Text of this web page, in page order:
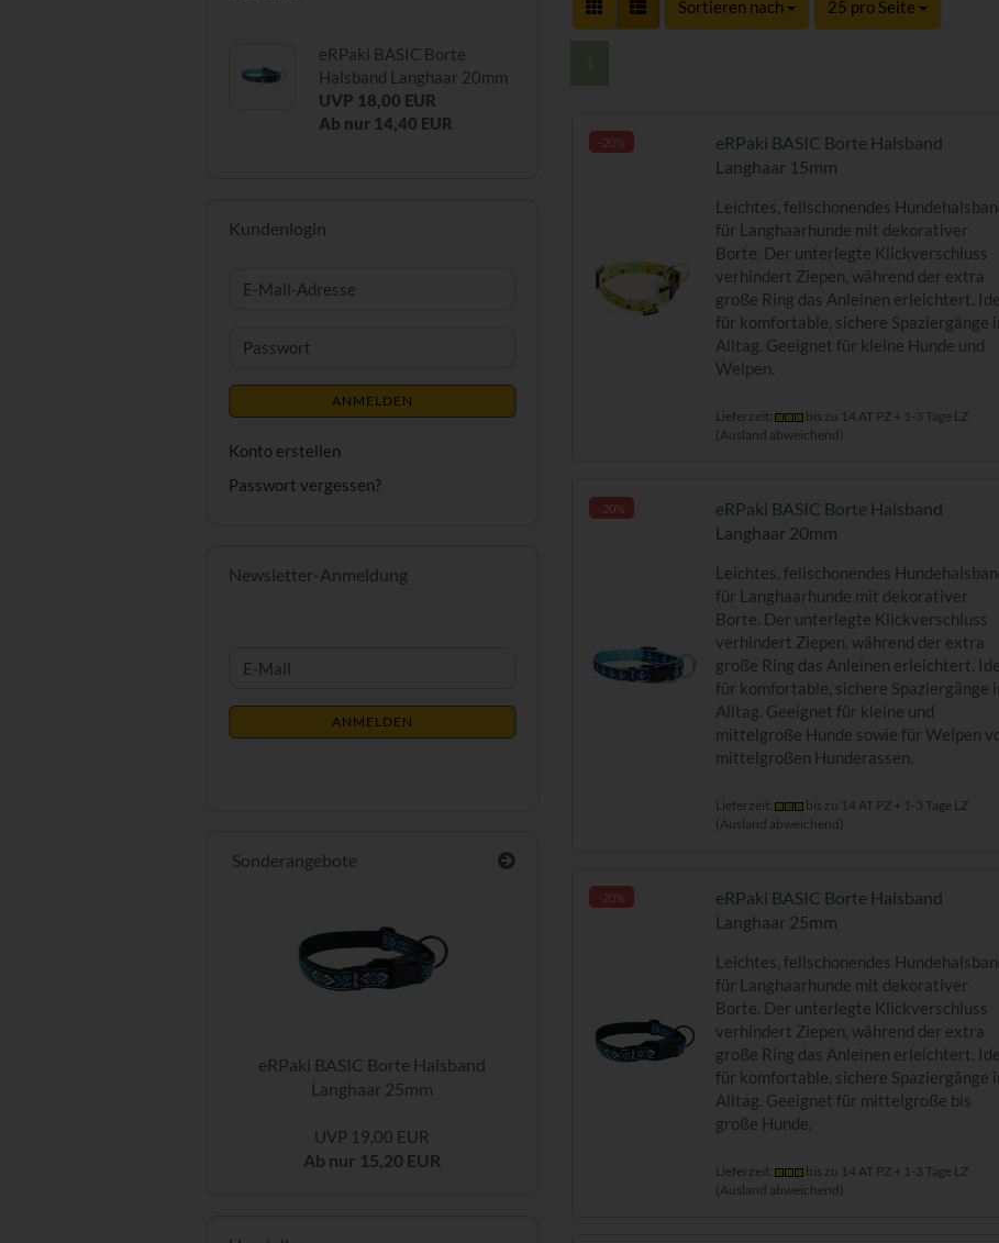
Sortieren nach
Sortieren nach 25 pro Seite
pro Seite
-20%
eRPaki BASIC Borte Halsband
Langhaar 15mm
Leichtes, fellschonendes
für Langhaarhunde mit dekorativer
Borte. Der unterlegte Klickverschluss
verhindert Ziepen, während der extra
große Ring das Anleinen erleichtert.
für komfortable, sichere Spaziergänge
Alltag. Geeignet für kleine Hunde und
Welpen.
Lieferzeit:
bis zu 14 AT PZ + 1-3 Tage LZ
(Ausland abweichend)
-20%
eRPaki BASIC Borte Halsband
Langhaar 20mm
Leichtes, fellschonendes
für Langhaarhunde mit dekorativer
Borte. Der unterlegte Klickverschluss
verhindert Ziepen, während der extra
große Ring das Anleinen erleichtert.
für komfortable, sichere Spaziergänge
Alltag. Geeignet für kleine und
mittelgroße Hunde sowie für Welpen
mittelgroßen Hunderassen.
Lieferzeit:
bis zu 14 AT PZ + 1-3 Tage LZ
(Ausland abweichend)
-20%
eRPaki BASIC Borte Halsband
Langhaar 25mm
Leichtes, fellschonendes
für Langhaarhunde mit dekorativer
Borte. Der unterlegte Klickverschluss
verhindert Ziepen, während der extra
große Ring das Anleinen erleichtert.
für komfortable, sichere Spaziergänge
Alltag. Geeignet für mittelgroße bis
große Hunde.
Lieferzeit:
bis zu 14 AT PZ + 1-3 Tage LZ
(Ausland abweichend)
eRPaki BASIC Borte
Halsband Langhaar 20mm
UVP 18,00 EUR
Ab nur 14,40 EUR
Kundenlogin
E-
Passwort
ANMELDEN
Konto erstellen
Passwort vergessen?
Newsletter-Anmeldung
ZUR
NEWSLETTER-
ANMELDUNG
E-
ANMELDEN
Sonderangebote
eRPaki BASIC Borte Halsband
Langhaar 25mm
UVP 19,00 EUR
Ab nur 15,20 EUR